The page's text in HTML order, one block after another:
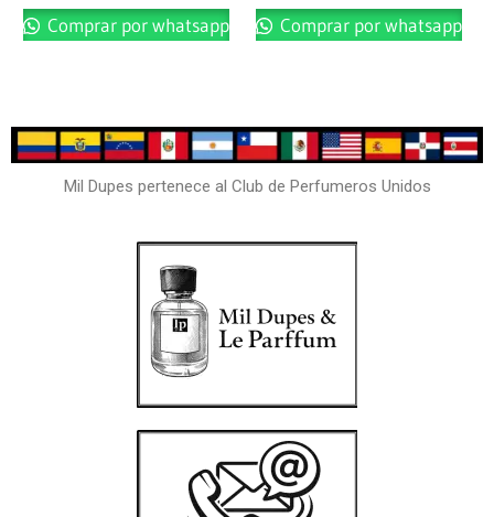
Comprar por whatsapp Comprar por whatsapp
Mil Dupes pertenece al Club de Perfumeros Unidos